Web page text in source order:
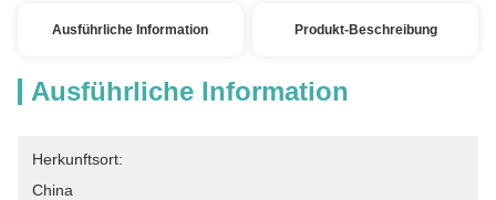
Ausführliche Information Produkt-Beschreibung
Ausführliche Information
Herkunftsort:
China